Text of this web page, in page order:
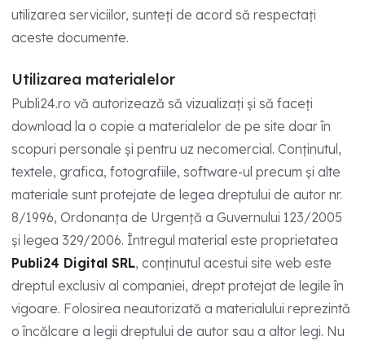
utilizarea serviciilor, sunteți de acord să respectați
aceste documente.
Utilizarea materialelor
Publi24.ro vă autorizează să vizualizați și să faceți
download la o copie a materialelor de pe site doar în
scopuri personale și pentru uz necomercial. Conținutul,
textele, grafica, fotografiile, software-ul precum și alte
materiale sunt protejate de legea dreptului de autor nr.
8/1996, Ordonanța de Urgență a Guvernului 123/2005
și legea 329/2006. Întregul material este proprietatea
Publi24 Digital SRL, conținutul acestui site web este
dreptul exclusiv al companiei, drept protejat de legile în
vigoare. Folosirea neautorizată a materialului reprezintă
o încălcare a legii dreptului de autor sau a altor legi. Nu